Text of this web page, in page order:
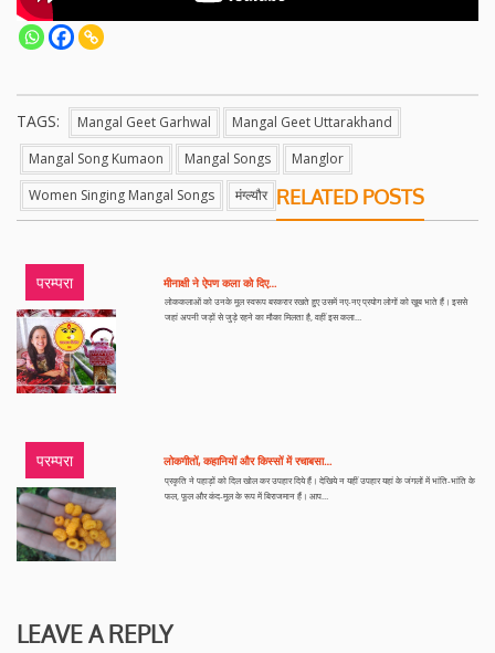
TAGS: Mangal Geet Garhwal
Mangal Geet Uttarakhand
Mangal Song Kumaon
Mangal Songs
Manglor
Women Singing Mangal Songs
मंग्ल्यौर RELATED POSTS
परम्परा मीनाक्षी ने ऐपण कला को दिए…
लोककलाओं को उनके मूल स्वरूप बरकरार रखते हुए उसमें नए-नए प्रयोग लोगों को खूब भाते हैं। इससे
जहां अपनी जड़ों से जुड़े रहने का मौका मिलता है, वहीं इस कला…
परम्परा लोकगीतों, कहानियों और किस्सों में रचाबसा…
प्रकृति ने पहाड़ों को दिल खोल कर उपहार दिये हैं। देखिये न यहीं उपहार यहां के जंगलों में भांति-भांति के
फल, फूल और कंद-मूल के रूप में बिराजमान हैं। आप…
LEAVE A REPLY